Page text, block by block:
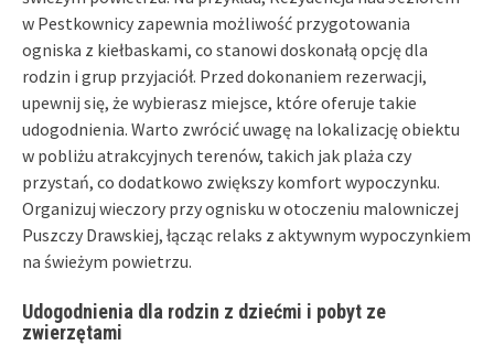
w Pestkownicy zapewnia możliwość przygotowania
ogniska z kiełbaskami, co stanowi doskonałą opcję dla
rodzin i grup przyjaciół. Przed dokonaniem rezerwacji,
upewnij się, że wybierasz miejsce, które oferuje takie
udogodnienia. Warto zwrócić uwagę na lokalizację obiektu
w pobliżu atrakcyjnych terenów, takich jak plaża czy
przystań, co dodatkowo zwiększy komfort wypoczynku.
Organizuj wieczory przy ognisku w otoczeniu malowniczej
Puszczy Drawskiej, łącząc relaks z aktywnym wypoczynkiem
na świeżym powietrzu.
Udogodnienia dla rodzin z dziećmi i pobyt ze
zwierzętami